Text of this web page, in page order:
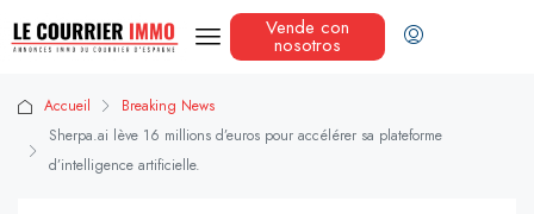
Vende con
nosotros
Accueil
Breaking News
Sherpa.ai lève 16 millions d’euros pour accélérer sa plateforme
d’intelligence artificielle.